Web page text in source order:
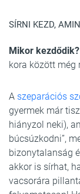
SÍRNI KEZD,
Mikor kezdődik?
kora között még
A szeparációs
gyermek már
hiányzol neki),
búcsúzkodni”,
bizonytalanság
akkor is sírhat,
vacsorára